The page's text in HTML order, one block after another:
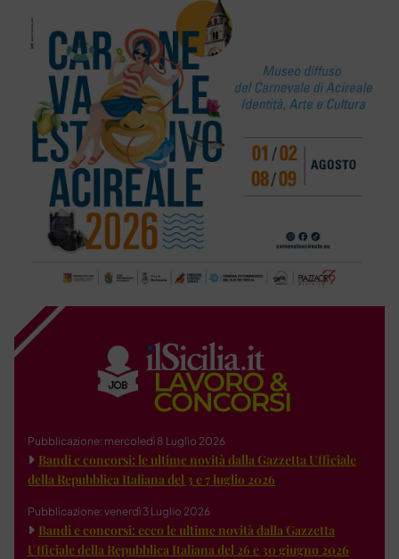
Pubblicazione: mercoledì 8 Luglio 2026
Bandi e concorsi: le ultime novità dalla Gazzetta Ufficiale
della Repubblica Italiana del 3 e 7 luglio 2026
Pubblicazione: venerdì 3 Luglio 2026
Bandi e concorsi: ecco le ultime novità dalla Gazzetta
Ufficiale della Repubblica Italiana del 26 e 30 giugno 2026